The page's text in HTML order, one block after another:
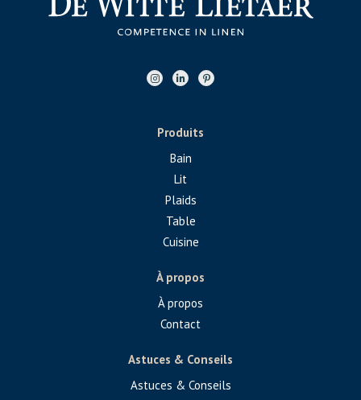
Produits
Bain
Lit
Plaids
Table
Cuisine
À propos
À propos
Contact
Astuces & Conseils
Astuces & Conseils